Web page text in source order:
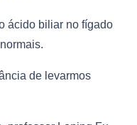
ácido biliar no fígado
de levarmos